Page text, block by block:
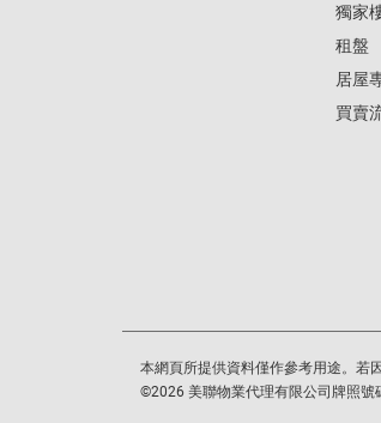
獨家
租盤
居屋
買賣
本網頁所提供資料僅作參考用途。若
©2026 美聯物業代理有限公司牌照號